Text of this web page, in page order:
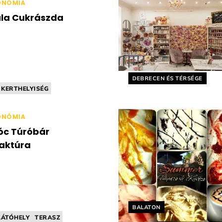
Cukrászda
KERTHELYISÉG
Helyszín címkék:
DEBRECEN ÉS TÉRSÉGE
Túróbár
TERASZ
Helyszín címkék:
BALATON